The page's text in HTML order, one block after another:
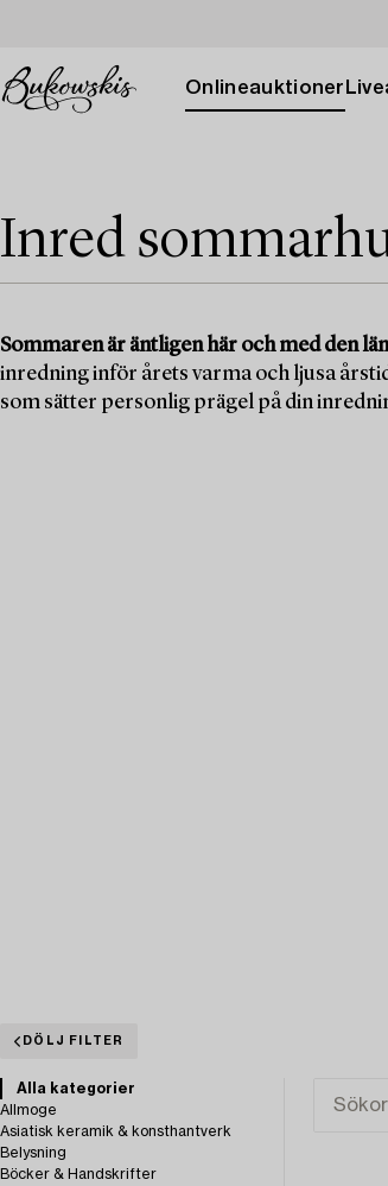
Onlineauktioner
Inred
Sommaren är äntligen här och med den
inredning inför årets varma och ljusa
som sätter personlig prägel på din
DÖLJ FILTER
Alla kategorier
Allmoge
Asiatisk keramik & konsthantverk
Belysning
Böcker & Handskrifter